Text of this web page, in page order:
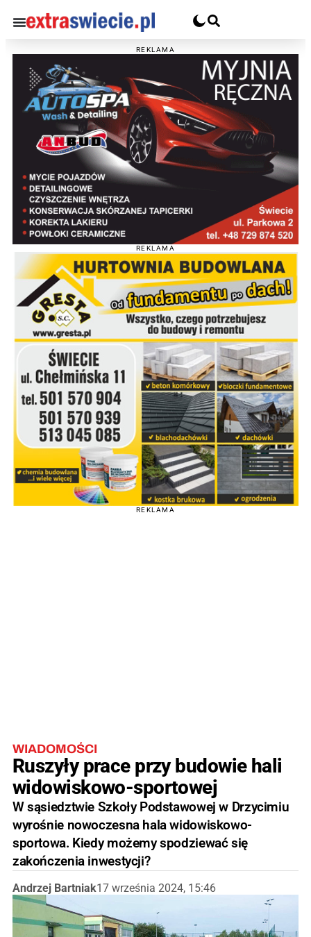
REKLAMA
REKLAMA
REKLAMA
WIADOMOŚCI
Ruszyły prace przy budowie hali
widowiskowo-sportowej
W sąsiedztwie Szkoły Podstawowej w Drzycimiu
wyrośnie nowoczesna hala widowiskowo-
sportowa. Kiedy możemy spodziewać się
zakończenia inwestycji?
Andrzej Bartniak17 września 2024, 15:46